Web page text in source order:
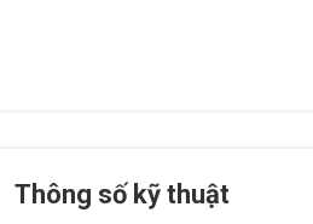
Thông số kỹ thuật